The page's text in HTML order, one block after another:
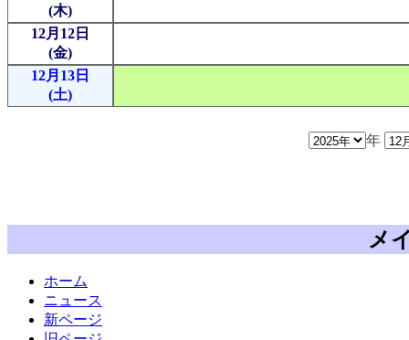
(木)
12月12日
(金)
12月13日
(土)
年
メ
ホーム
ニュース
新ページ